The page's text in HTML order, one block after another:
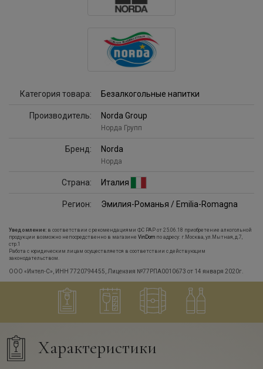
Категория товара: Безалкогольные напитки
Производитель: Norda Group
Норда Групп
Бренд: Norda
Норда
Страна: Италия
Регион: Эмилия-Романья / Emilia-Romagna
Уведомление: в соответствии с рекомендациями ФС РАР от 25.06.18 приобретение алкогольной
продукции возможно непосредственно в магазине VinDom по адресу: г.Москва, ул.Мытная, д.7,
стр.1
Работа с юридическим лицам осуществляется в соответствии с действующим
законодательством.
ООО «Интел-С», ИНН 7720794455, Лицензия №77РПА0010673 от 14 января 2020г.
Характеристики